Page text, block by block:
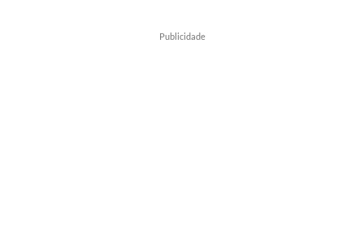
Publicidade